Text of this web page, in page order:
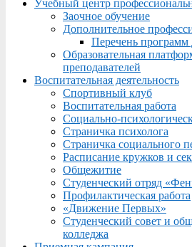
Учебный центр
Заочное обучение
Дополнительное
Перечень
Образовательная
преподавателей
Воспитательная деятельность
Спортивный клуб
Воспитательная работа
Социально-
Страничка психолога
Страничка социального
Расписание кружков и
Общежитие
Студенческий отряд
Профилактическая работа
«Движение Первых»
Студенческий совет и
колледжа